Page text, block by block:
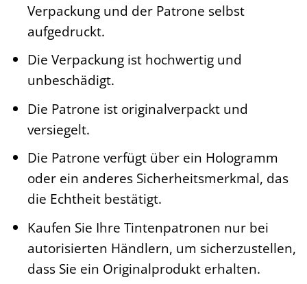
Verpackung und der Patrone selbst
aufgedruckt.
Die Verpackung ist hochwertig und
unbeschädigt.
Die Patrone ist originalverpackt und
versiegelt.
Die Patrone verfügt über ein Hologramm
oder ein anderes Sicherheitsmerkmal, das
die Echtheit bestätigt.
Kaufen Sie Ihre Tintenpatronen nur bei
autorisierten Händlern, um sicherzustellen,
dass Sie ein Originalprodukt erhalten.